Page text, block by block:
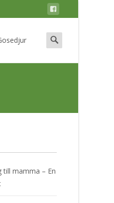
Search
for:
till mamma – En